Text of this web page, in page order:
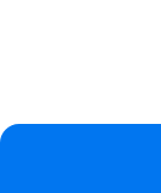
書類発行